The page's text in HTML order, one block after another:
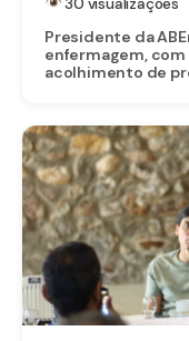
Presidente da
enfermagem, com
acolhimento de